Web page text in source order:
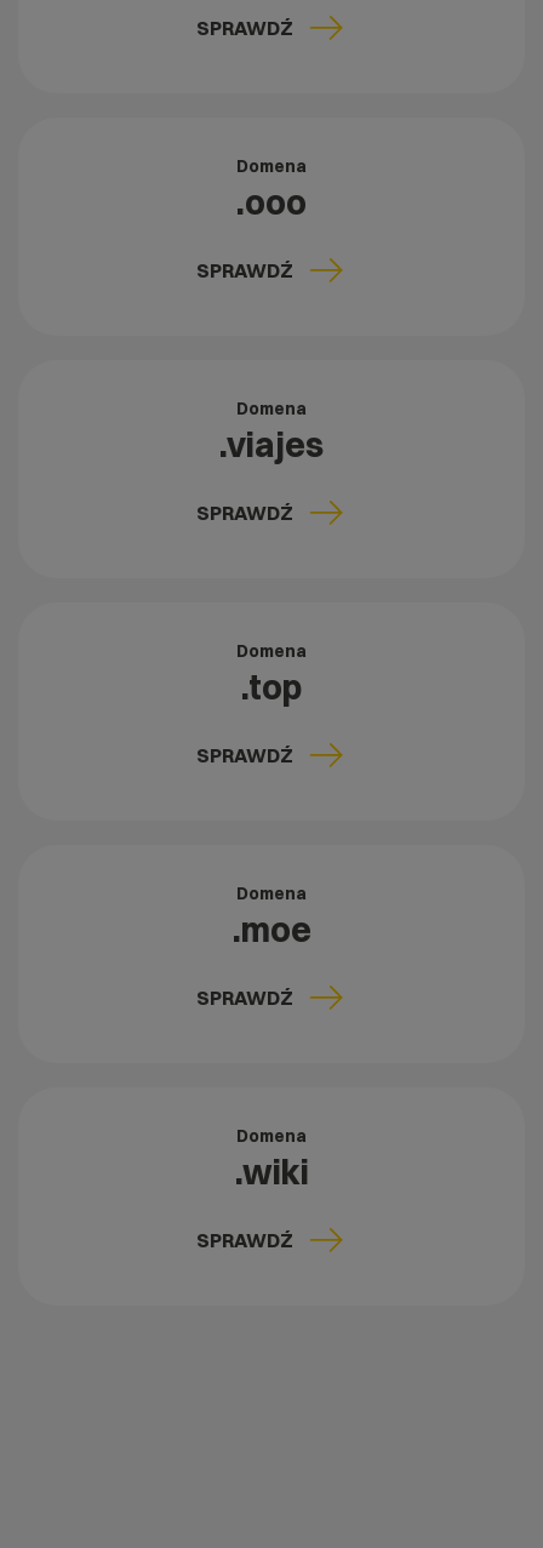
SPRAWDŹ
Domena
.ooo
SPRAWDŹ
Domena
.viajes
SPRAWDŹ
Domena
.top
SPRAWDŹ
Domena
.moe
SPRAWDŹ
Domena
.wiki
SPRAWDŹ